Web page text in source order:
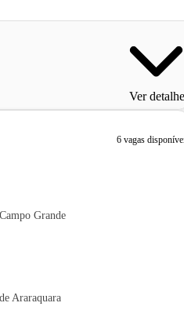
Ver
6 vagas
Grande
Araraquara